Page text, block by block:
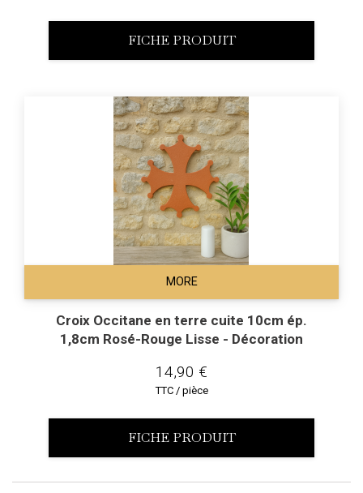
FICHE PRODUIT
MORE
Croix Occitane en terre cuite 10cm ép.
1,8cm Rosé-Rouge Lisse - Décoration
14,90 €
TTC / pièce
FICHE PRODUIT